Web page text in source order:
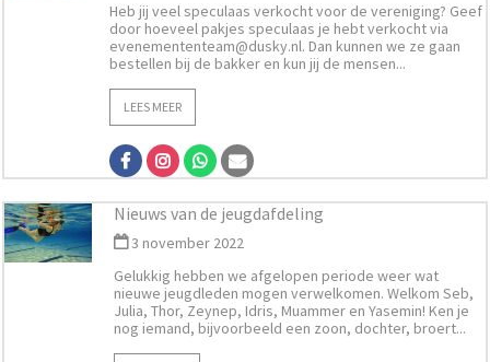
Heb jij veel speculaas verkocht voor de vereniging? Geef
door hoeveel pakjes speculaas je hebt verkocht via
evenemententeam@dusky.nl. Dan kunnen we ze gaan
bestellen bij de bakker en kun jij de mensen...
LEES MEER
Nieuws van de jeugdafdeling
3 november 2022
Gelukkig hebben we afgelopen periode weer wat
nieuwe jeugdleden mogen verwelkomen. Welkom Seb,
Julia, Thor, Zeynep, Idris, Muammer en Yasemin! Ken je
nog iemand, bijvoorbeeld een zoon, dochter, broert...